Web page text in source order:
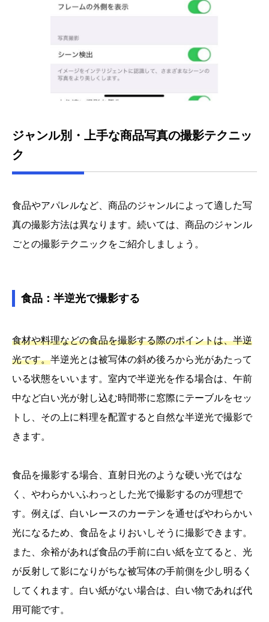
ジャンル別・上手な商品写真の撮影テクニッ
ク
食品やアパレルなど、商品のジャンルによって適した写
真の撮影方法は異なります。続いては、商品のジャンル
ごとの撮影テクニックをご紹介しましょう。
食品：半逆光で撮影する
食材や料理などの食品を撮影する際のポイントは、半逆
光です。半逆光とは被写体の斜め後ろから光があたって
いる状態をいいます。室内で半逆光を作る場合は、午前
中など白い光が射し込む時間帯に窓際にテーブルをセッ
トし、その上に料理を配置すると自然な半逆光で撮影で
きます。
食品を撮影する場合、直射日光のような硬い光ではな
く、やわらかいふわっとした光で撮影するのが理想で
す。例えば、白いレースのカーテンを通せばやわらかい
光になるため、食品をよりおいしそうに撮影できます。
また、余裕があれば食品の手前に白い紙を立てると、光
が反射して影になりがちな被写体の手前側を少し明るく
してくれます。白い紙がない場合は、白い物であれば代
用可能です。